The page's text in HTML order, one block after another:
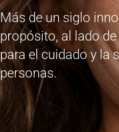
Más de un siglo
propósito, al lado
para el cuidado y la
personas.